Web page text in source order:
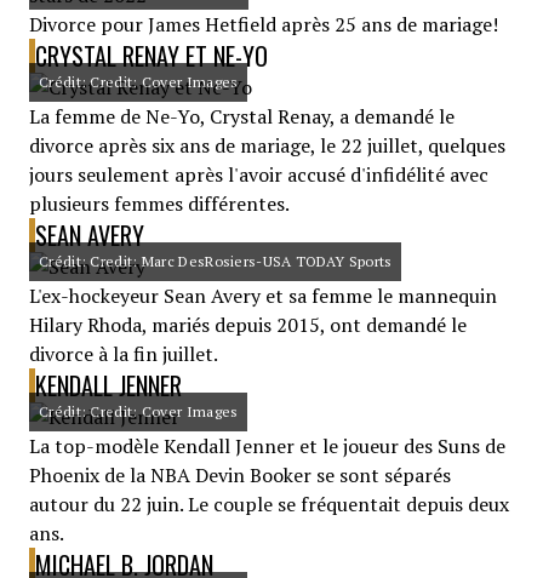
Divorce pour James Hetfield après 25 ans de mariage!
CRYSTAL RENAY ET NE-YO
Crédit: Credit: Cover Images
La femme de Ne-Yo, Crystal Renay, a demandé le
divorce après six ans de mariage, le 22 juillet, quelques
jours seulement après l'avoir accusé d'infidélité avec
plusieurs femmes différentes.
SEAN AVERY
Crédit: Credit: Marc DesRosiers-USA TODAY Sports
L'ex-hockeyeur Sean Avery et sa femme le mannequin
Hilary Rhoda, mariés depuis 2015, ont demandé le
divorce à la fin juillet.
KENDALL JENNER
Crédit: Credit: Cover Images
La top-modèle Kendall Jenner et le joueur des Suns de
Phoenix de la NBA Devin Booker se sont séparés
autour du 22 juin. Le couple se fréquentait depuis deux
ans.
MICHAEL B. JORDAN